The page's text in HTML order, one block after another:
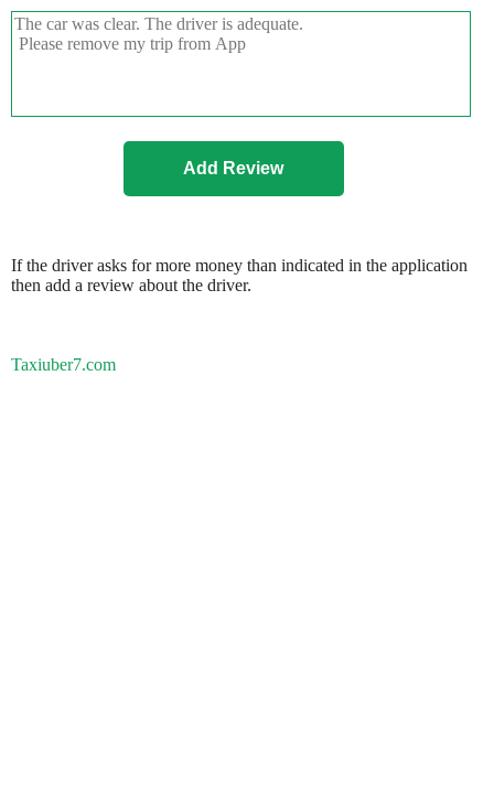
If the driver asks for more money than indicated in the application
then add a review about the driver.
Taxiuber7.com